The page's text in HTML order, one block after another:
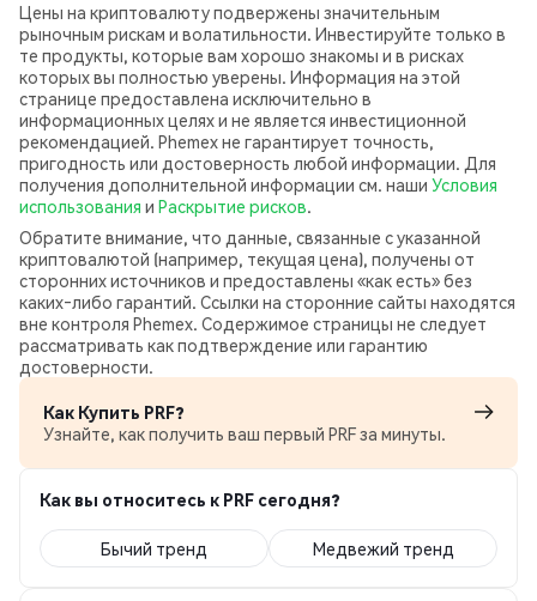
Цены на криптовалюту подвержены значительным
рыночным рискам и волатильности. Инвестируйте только в
те продукты, которые вам хорошо знакомы и в рисках
которых вы полностью уверены. Информация на этой
странице предоставлена исключительно в
информационных целях и не является инвестиционной
рекомендацией. Phemex не гарантирует точность,
пригодность или достоверность любой информации. Для
получения дополнительной информации см. наши Условия
использования и Раскрытие рисков.
Обратите внимание, что данные, связанные с указанной
криптовалютой (например, текущая цена), получены от
сторонних источников и предоставлены «как есть» без
каких‑либо гарантий. Ссылки на сторонние сайты находятся
вне контроля Phemex. Содержимое страницы не следует
рассматривать как подтверждение или гарантию
достоверности.
Как Купить PRF?
Узнайте, как получить ваш первый PRF за минуты.
Как вы относитесь к PRF сегодня?
Бычий тренд Медвежий тренд